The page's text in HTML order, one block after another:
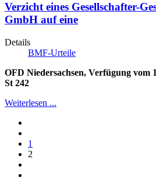
Verzicht eines Gesellschafter-
GmbH auf eine
Details
BMF-Urteile
OFD Niedersachsen, Verfügung vom
St 242
Weiterlesen ...
1
2